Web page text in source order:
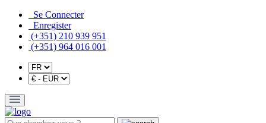
Se Connecter
Enregister
(+351) 210 939 951
(+351) 964 016 001